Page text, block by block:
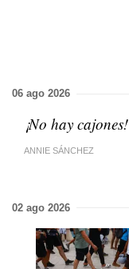
06 ago 2026
¡No hay cajones!
ANNIE SÁNCHEZ
02 ago 2026